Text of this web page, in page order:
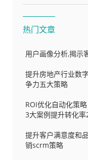
热门文章
用户画像分析,揭示
提升房地产行业数
争力五大策略
ROI优化自动化策
3大案例提升转化率
提升客户满意度和
销scrm策略